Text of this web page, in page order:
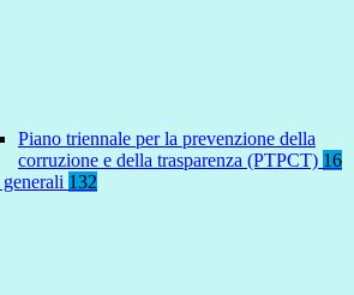
Piano triennale per la prevenzione della
corruzione e della trasparenza (PTPCT) 16
132